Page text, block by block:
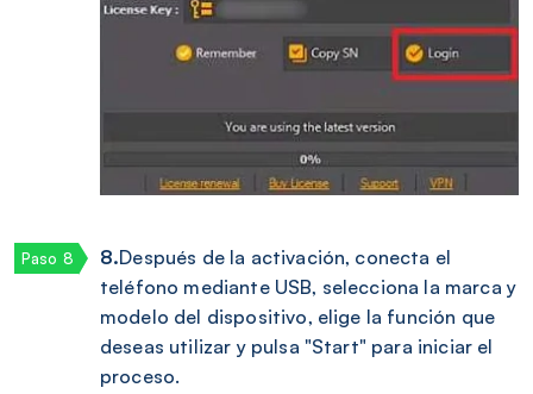
8.Después de la activación, conecta el
teléfono mediante USB, selecciona la marca y
modelo del dispositivo, elige la función que
deseas utilizar y pulsa "Start" para iniciar el
proceso.